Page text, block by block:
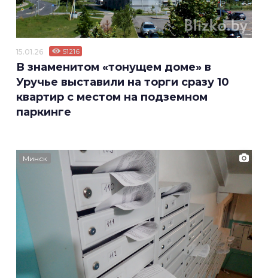
15.01.26 51216
В знаменитом «тонущем доме» в
Уручье выставили на торги сразу 10
квартир с местом на подземном
паркинге
Минск